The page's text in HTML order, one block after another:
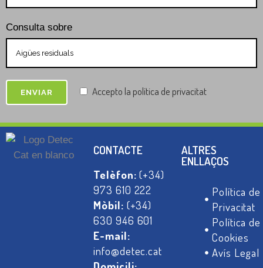
Consulta sobre
Accepto la política de privacitat
CONTACTE
Telèfon:(+34)
973 610 222
Mòbil: (+34)
630 946 601
E-mail:
info@detec.cat
ALTRES
ENLLAÇOS
Política de
Privacitat
Política de
Cookies
Avís Legal